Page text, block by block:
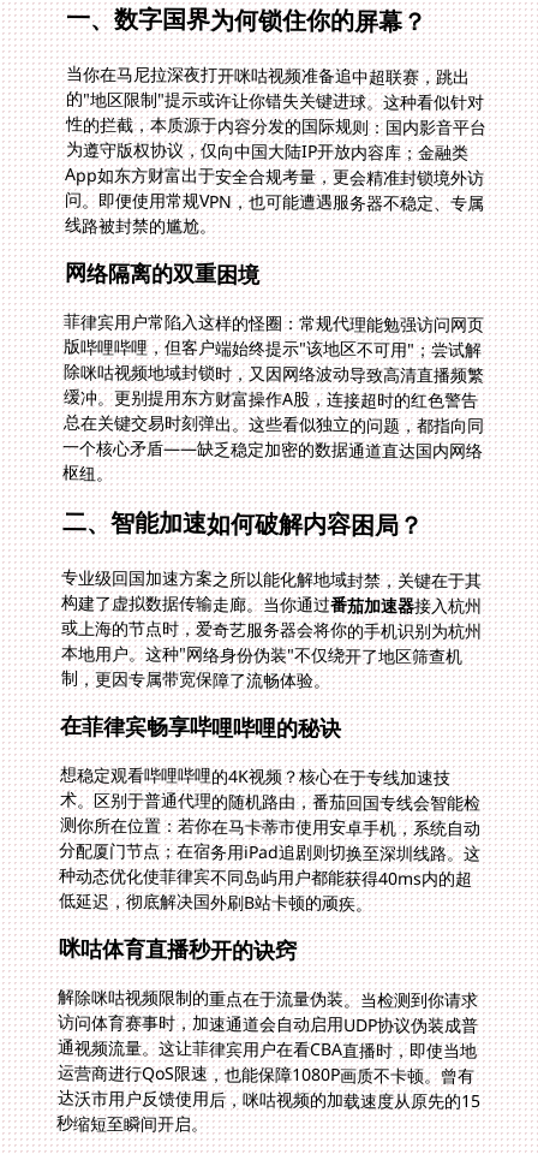
一、数字国界为何锁住你的屏幕？
当你在马尼拉深夜打开咪咕视频准备追中超联赛，跳出
的"地区限制"提示或许让你错失关键进球。这种看似针对
性的拦截，本质源于内容分发的国际规则：国内影音平台
为遵守版权协议，仅向中国大陆IP开放内容库；金融类
App如东方财富出于安全合规考量，更会精准封锁境外访
问。即便使用常规VPN，也可能遭遇服务器不稳定、专属
线路被封禁的尴尬。
网络隔离的双重困境
菲律宾用户常陷入这样的怪圈：常规代理能勉强访问网页
版哔哩哔哩，但客户端始终提示"该地区不可用"；尝试解
除咪咕视频地域封锁时，又因网络波动导致高清直播频繁
缓冲。更别提用东方财富操作A股，连接超时的红色警告
总在关键交易时刻弹出。这些看似独立的问题，都指向同
一个核心矛盾——缺乏稳定加密的数据通道直达国内网络
枢纽。
二、智能加速如何破解内容困局？
专业级回国加速方案之所以能化解地域封禁，关键在于其
构建了虚拟数据传输走廊。当你通过番茄加速器接入杭州
或上海的节点时，爱奇艺服务器会将你的手机识别为杭州
本地用户。这种"网络身份伪装"不仅绕开了地区筛查机
制，更因专属带宽保障了流畅体验。
在菲律宾畅享哔哩哔哩的秘诀
想稳定观看哔哩哔哩的4K视频？核心在于专线加速技
术。区别于普通代理的随机路由，番茄回国专线会智能检
测你所在位置：若你在马卡蒂市使用安卓手机，系统自动
分配厦门节点；在宿务用iPad追剧则切换至深圳线路。这
种动态优化使菲律宾不同岛屿用户都能获得40ms内的超
低延迟，彻底解决国外刷B站卡顿的顽疾。
咪咕体育直播秒开的诀窍
解除咪咕视频限制的重点在于流量伪装。当检测到你请求
访问体育赛事时，加速通道会自动启用UDP协议伪装成普
通视频流量。这让菲律宾用户在看CBA直播时，即使当地
运营商进行QoS限速，也能保障1080P画质不卡顿。曾有
达沃市用户反馈使用后，咪咕视频的加载速度从原先的15
秒缩短至瞬间开启。